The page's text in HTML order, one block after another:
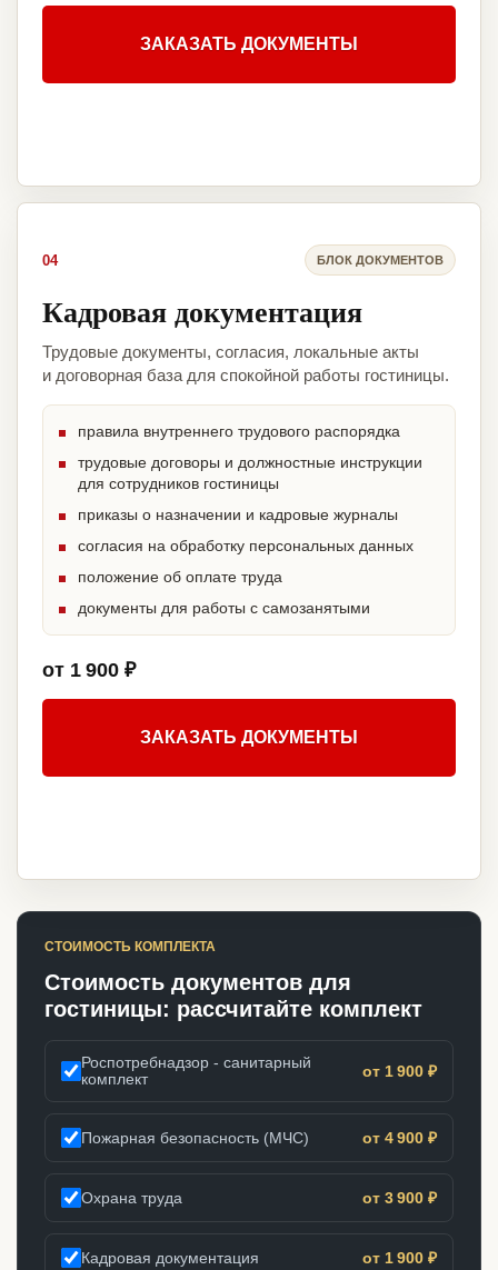
ЗАКАЗАТЬ ДОКУМЕНТЫ
04 БЛОК ДОКУМЕНТОВ
Кадровая документация
Трудовые документы, согласия, локальные акты
и договорная база для спокойной работы гостиницы.
правила внутреннего трудового распорядка
трудовые договоры и должностные инструкции
для сотрудников гостиницы
приказы о назначении и кадровые журналы
согласия на обработку персональных данных
положение об оплате труда
документы для работы с самозанятыми
от 1 900 ₽
ЗАКАЗАТЬ ДОКУМЕНТЫ
СТОИМОСТЬ КОМПЛЕКТА
Стоимость документов для
гостиницы: рассчитайте комплект
Роспотребнадзор - санитарный
комплект
от 1 900 ₽
Пожарная безопасность (МЧС) от 4 900 ₽
Охрана труда от 3 900 ₽
Кадровая документация от 1 900 ₽